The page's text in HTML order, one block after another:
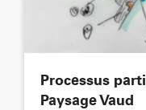
Processus
Paysage Vaud